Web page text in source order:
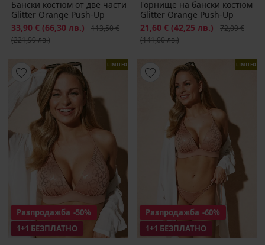
Бански костюм от две части
Glitter Orange Push-Up
Намаление
33,90 € (66,30 лв.) Първоначална цена
113,50 €
(221,99 лв.)
Горнище на бански костюм
Glitter Orange Push-Up
Намаление
21,60 € (42,25 лв.)
72,09 €
(141,00 лв.)
LIMITED
Разпродажба -50%
1+1 БЕЗПЛАТНО
LIMITED
Разпродажба -60%
1+1 БЕЗПЛАТНО